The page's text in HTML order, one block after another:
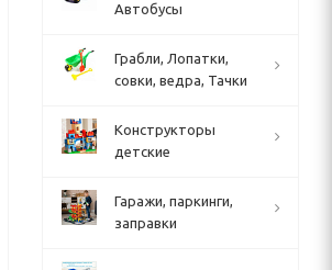
Автобусы
Грабли, Лопатки,
совки, ведра, Тачки
Конструкторы
детские
Гаражи, паркинги,
заправки